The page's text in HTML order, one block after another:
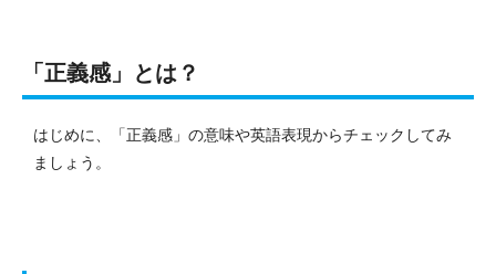
「正義感」とは？
はじめに、「正義感」の意味や英語表現からチェックしてみ
ましょう。